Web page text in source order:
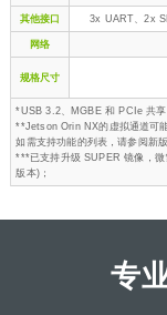
其他接口 3x UART、2x
网络
规格尺寸
*USB 3.2、MGBE 和 PCIe 共
**Jetson Orin NX的虚拟通道可
如需支持功能的列表，请参阅新
***已支持升级 SUPER 镜像，
版本)；
专